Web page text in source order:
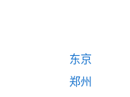
东京
郑州